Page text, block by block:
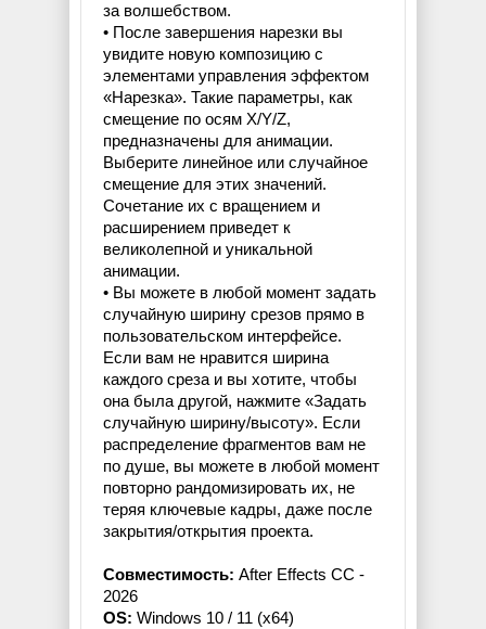
за волшебством.
• После завершения нарезки вы
увидите новую композицию с
элементами управления эффектом
«Нарезка». Такие параметры, как
смещение по осям X/Y/Z,
предназначены для анимации.
Выберите линейное или случайное
смещение для этих значений.
Сочетание их с вращением и
расширением приведет к
великолепной и уникальной
анимации.
• Вы можете в любой момент задать
случайную ширину срезов прямо в
пользовательском интерфейсе.
Если вам не нравится ширина
каждого среза и вы хотите, чтобы
она была другой, нажмите «Задать
случайную ширину/высоту». Если
распределение фрагментов вам не
по душе, вы можете в любой момент
повторно рандомизировать их, не
теряя ключевые кадры, даже после
закрытия/открытия проекта.
Совместимость: After Effects CC -
2026
OS: Windows 10 / 11 (x64)